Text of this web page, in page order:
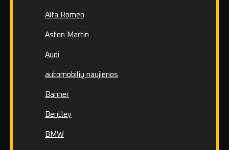
Alfa Romeo
Aston Martin
Audi
automobilių naujienos
Banner
Bentley
BMW